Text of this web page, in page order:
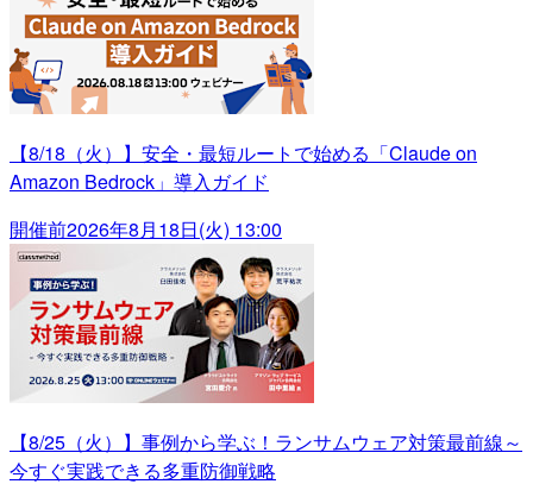
【8/18（火）】安全・最短ルートで始める「Claude on
Amazon Bedrock」導入ガイド
開催前2026年8月18日(火) 13:00
【8/25（火）】事例から学ぶ！ランサムウェア対策最前線～
今すぐ実践できる多重防御戦略